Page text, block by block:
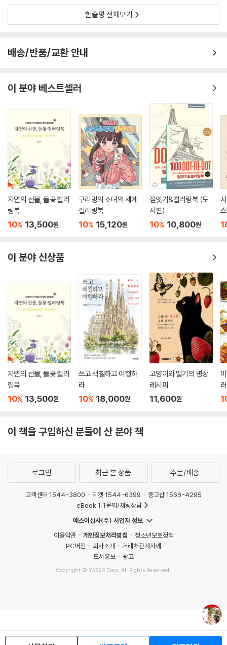
한줄평 전체보기
배송/반품/교환 안내
이 분야 베스트셀러
자연의 선물, 들꽃 컬러
링북
10% 13,500원
구리밍의 소녀의 세계
컬러링북
10% 15,120원
점잇기&컬러링북 (도
시편)
10% 10,800원
이 분야 신상품
자연의 선물, 들꽃 컬러
링북
10% 13,500원
쓰고 색칠하고 여행하
라
10% 18,000원
고양이와 딸기의 명상
레시피
11,600원
이 책을 구입하신 분들이 산 분야 책
로그인 최근 본 상품 주문/배송
고객센터 1544-3800 티켓 1544-6399
중고샵 1566-4295
eBook 1:1문의/채팅상담
예스이십사(주) 사업자 정보
이용약관
개인정보처리방침
청소년보호정책
PC버전
회사소개
거래처관계자께
도서홍보
광고
Copyright © YES24 Corp. All Rights Reserved.